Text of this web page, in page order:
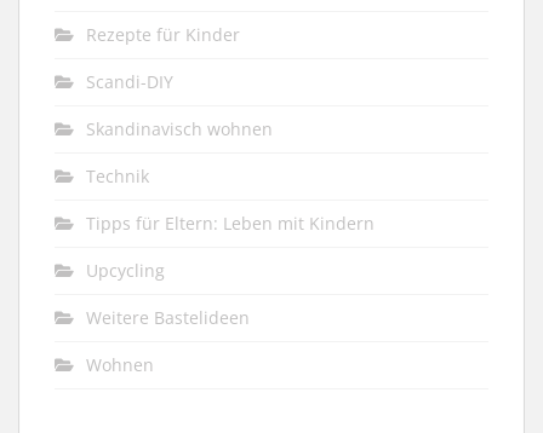
Rezepte für Kinder
Scandi-DIY
Skandinavisch wohnen
Technik
Tipps für Eltern: Leben mit Kindern
Upcycling
Weitere Bastelideen
Wohnen